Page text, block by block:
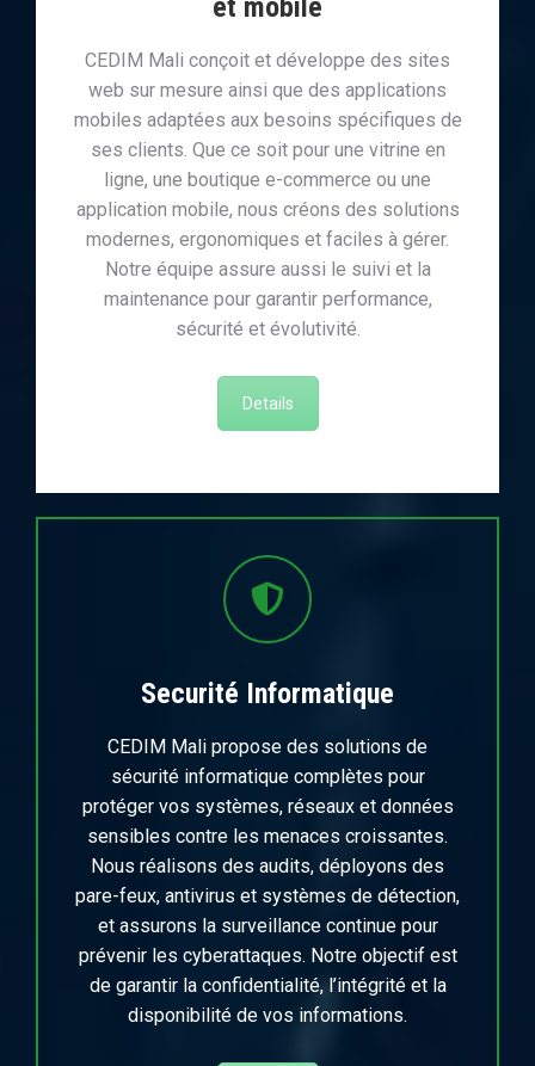
et mobile
CEDIM Mali conçoit et développe des sites
web sur mesure ainsi que des applications
mobiles adaptées aux besoins spécifiques de
ses clients. Que ce soit pour une vitrine en
ligne, une boutique e-commerce ou une
application mobile, nous créons des solutions
modernes, ergonomiques et faciles à gérer.
Notre équipe assure aussi le suivi et la
maintenance pour garantir performance,
sécurité et évolutivité.
Details
Securité Informatique
CEDIM Mali propose des solutions de
sécurité informatique complètes pour
protéger vos systèmes, réseaux et données
sensibles contre les menaces croissantes.
Nous réalisons des audits, déployons des
pare-feux, antivirus et systèmes de détection,
et assurons la surveillance continue pour
prévenir les cyberattaques. Notre objectif est
de garantir la confidentialité, l’intégrité et la
disponibilité de vos informations.